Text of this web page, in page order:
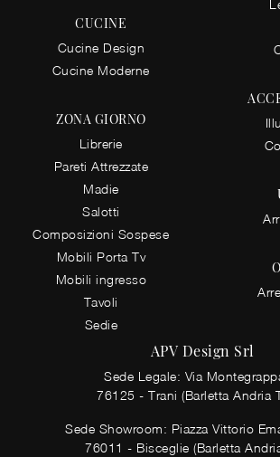
CUCINE
Cucine Design
Cucine Moderne
ZONA GIORNO
Librerie
Pareti Attrezzate
Madie
Salotti
Composizioni Sospese
Mobili Porta Tv
Mobili ingresso
Tavoli
Sedie
APV Design Srl
Sede Legale: Via
76125 - Trani (Barletta Andria
Sede Showroom: Piazza Vittorio
76011 - Bisceglie (Barletta